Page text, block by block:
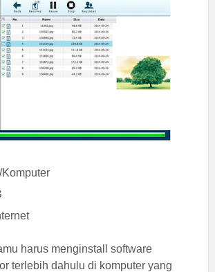
Komputer
harus menginstall software
terlebih dahulu di komputer yang